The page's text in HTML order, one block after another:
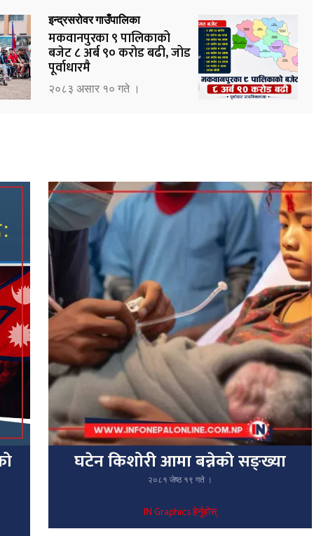
इन्द्रसरोवर गाउँपालिका
मकवानपुरका ९ पालिकाको
बजेट ८ अर्ब ९० करोड बढी, जोड
पूर्वाधारमै
२०८३ असार १० गते ।
घटेन किशोरी आमा बन्नेको सङ्ख्या
२०८१ जेष्ठ १९ गते ।
IN Graphics हेर्नुहोस्